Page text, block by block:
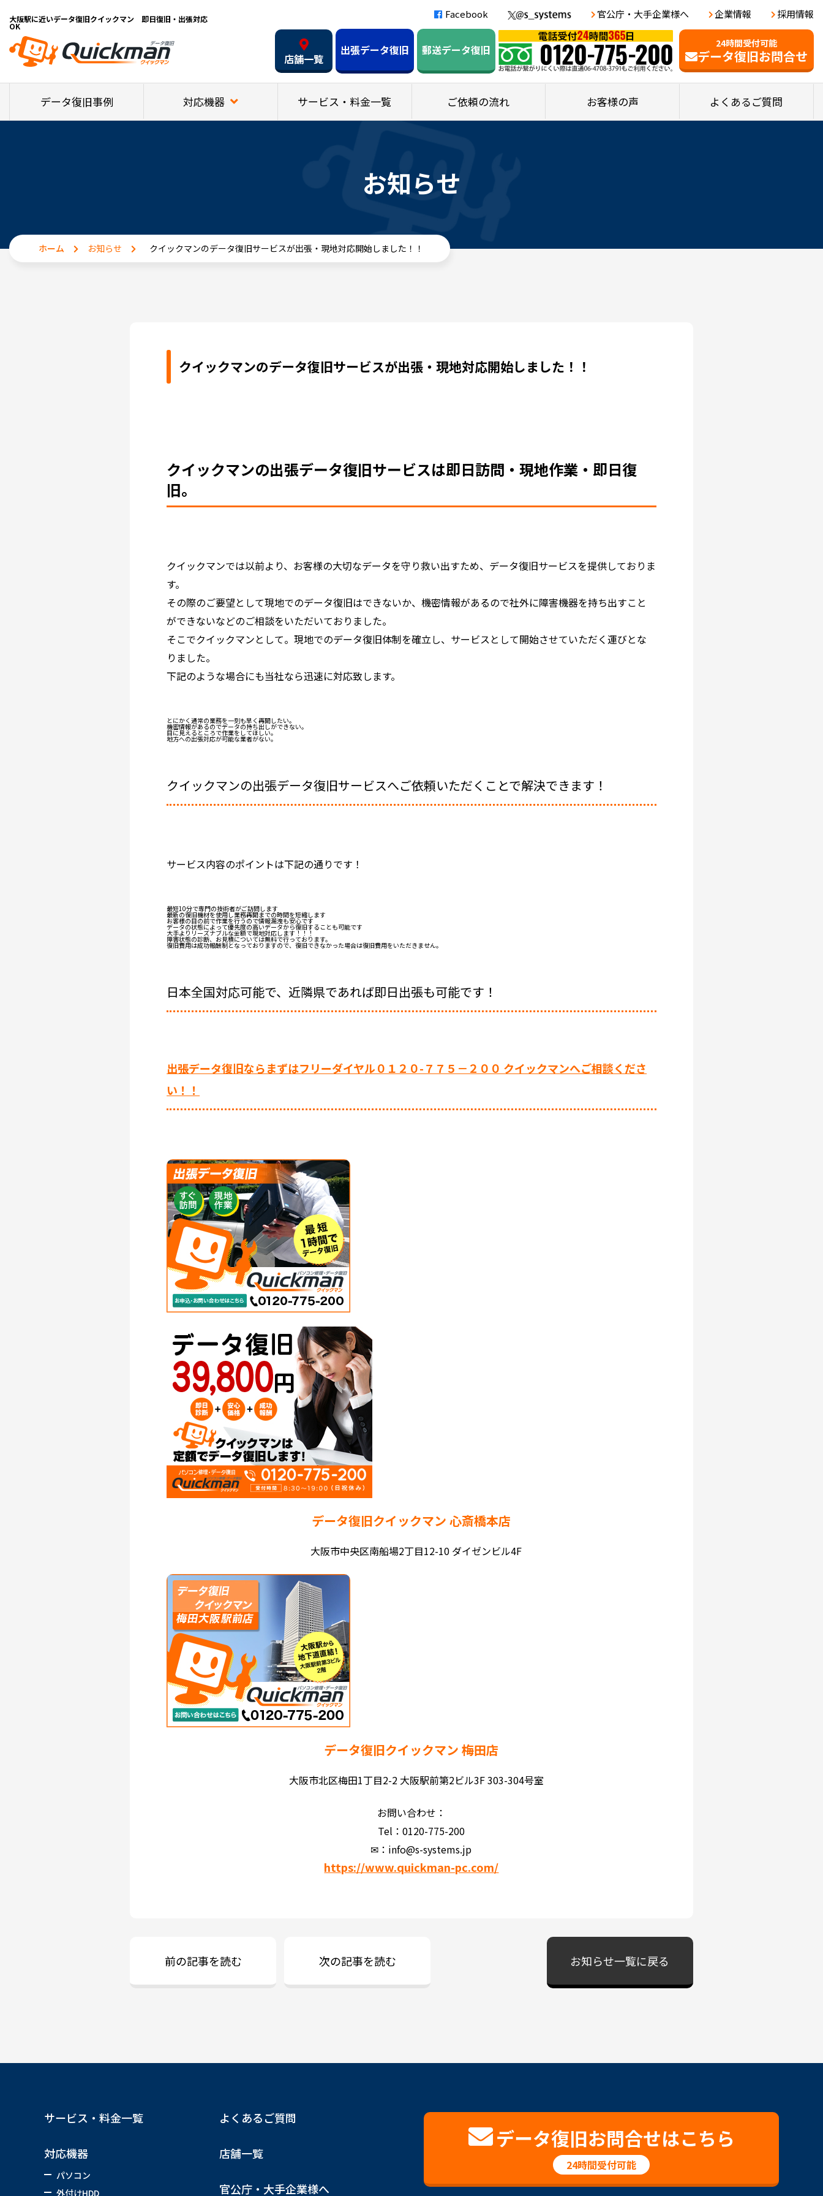
大阪駅に近いデータ復旧クイックマン 即日復旧・出張対応
OK
Facebook 官公庁・大手企業様へ 企業情報 採用情報
24時間受付可能
データ復旧お問合せ
店舗一覧
出張データ復旧 郵送データ復旧
データ復旧事例 対応機器 サービス・料金一覧 ご依頼の流れ お客様の声 よくあるご質問
お知らせ
ホーム お知らせ クイックマンのデータ復旧サービスが出張・現地対応開始しました！！
クイックマンのデータ復旧サービスが出張・現地対応開始しました！！
クイックマンの出張データ復旧サービスは即日訪問・現地作業・即日復
旧。
クイックマンでは以前より、お客様の大切なデータを守り救い出すため、データ復旧サービスを提供しておりま
す。
その際のご要望として現地でのデータ復旧はできないか、機密情報があるので社外に障害機器を持ち出すこと
ができないなどのご相談をいただいておりました。
そこでクイックマンとして。現地でのデータ復旧体制を確立し、サービスとして開始させていただく運びとな
りました。
下記のような場合にも当社なら迅速に対応致します。
とにかく通常の業務を一刻も早く再開したい。
機密情報があるのでデータの持ち出しができない。
目に見えるところで作業をしてほしい。
地方への出張対応が可能な業者がない。
クイックマンの出張データ復旧サービスへご依頼いただくことで解決できます！
サービス内容のポイントは下記の通りです！
最短10分で専門の技術者がご訪問します
最新の復旧機材を使用し業務再開までの時間を短縮します
お客様の目の前で作業を行うので情報漏洩も安心です
データの状態によって優先度の高いデータから復旧することも可能です
大手よりリーズナブルな金額で現地対応します！！！
障害状態の診断、お見積については無料で行っております。
復旧費用は成功報酬制となっておりますので、復旧できなかった場合は復旧費用をいただきません。
日本全国対応可能で、近隣県であれば即日出張も可能です！
出張データ復旧ならまずはフリーダイヤル０１２０-７７５－２００ クイックマンへご相談くださ
い！！
データ復旧クイックマン 心斎橋本店
大阪市中央区南船場2丁目12-10 ダイゼンビル4F
データ復旧クイックマン 梅田店
大阪市北区梅田1丁目2-2 大阪駅前第2ビル3F 303-304号室
お問い合わせ：
Tel：0120-775-200
✉：info@s-systems.jp
https://www.quickman-pc.com/
前の記事を読む 次の記事を読む お知らせ一覧に戻る
サービス・料金一覧
対応機器
パソコン
外付けHDD
よくあるご質問
店舗一覧
官公庁・大手企業様へ
データ復旧お問合せはこちら
24時間受付可能